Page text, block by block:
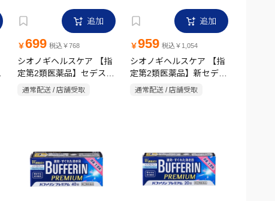
追加
￥699 税込￥768
シオノギヘルスケア 【指
定第2類医薬品】セデス・
ハイ 10錠
通常配送 / 店舗受取
追加
￥959 税込￥1,054
シオノギヘルスケア 【指
定第2類医薬品】新セデス
錠 40錠
通常配送 / 店舗受取